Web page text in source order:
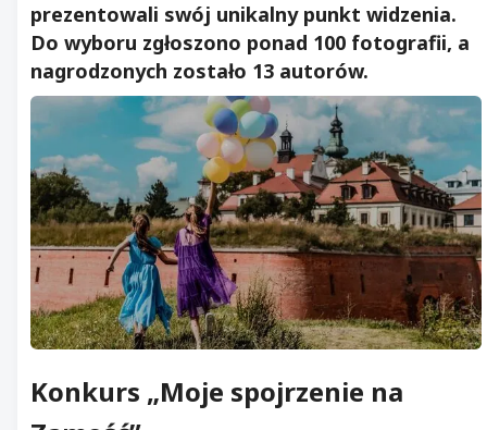
prezentowali swój unikalny punkt widzenia.
Do wyboru zgłoszono ponad 100 fotografii, a
nagrodzonych zostało 13 autorów.
Konkurs „Moje spojrzenie na